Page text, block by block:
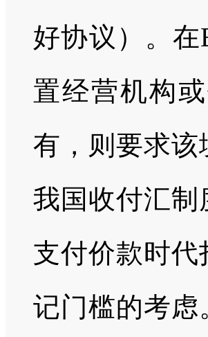
好协议）。
置经营机构
有，则要求
我国收付汇
支付价款时
记门槛的考